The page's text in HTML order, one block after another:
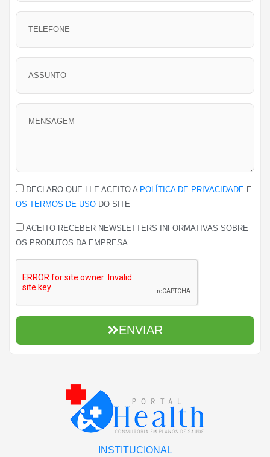
DECLARO QUE LI E ACEITO A POLÍTICA DE PRIVACIDADE E
OS TERMOS DE USO DO SITE
ACEITO RECEBER NEWSLETTERS INFORMATIVAS SOBRE
OS PRODUTOS DA EMPRESA
ENVIAR
INSTITUCIONAL